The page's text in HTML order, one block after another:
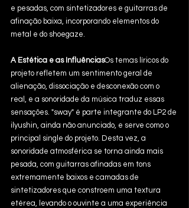
e pesadas, com sintetizadores e guitarras de
afinação baixa, incorporando elementos do
metal e do shoegaze.
A Estética e as InfluênciasOs temas líricos do
projeto refletem um sentimento geral de
alienação, dissociação e desconexão com o
real, e a sonoridade da música traduz essas
sensações. "sway" é parte integrante do LP2 de
ilyushin, ainda não anunciado, e serve como o
principal single do projeto. Desta vez, a
sonoridade atmosférica se torna ainda mais
pesada, com guitarras afinadas em tons
extremamente baixos e camadas de
sintetizadores que constroem uma textura
etérea, levando o ouvinte a uma experiência